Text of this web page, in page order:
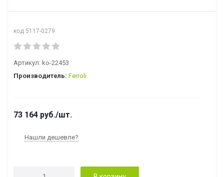
код 5117-0279
Артикул: ko-22453
Производитель: Ferroli
73 164 руб./шт.
Нашли дешевле?